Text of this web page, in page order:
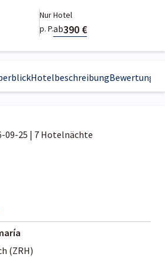
Nur Hotel
p. P.ab390 €
HotelbeschreibungBewertungen
09-25 | 7 Hotelnächte
(ZRH)